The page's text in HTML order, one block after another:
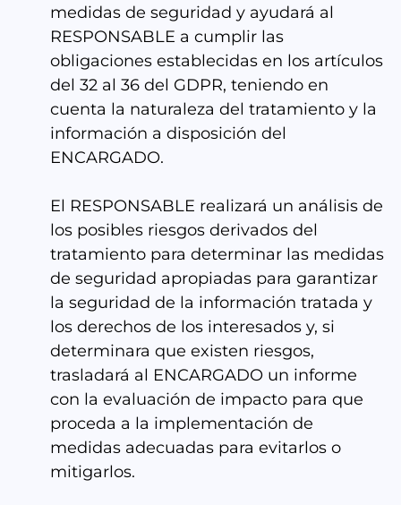
medidas de seguridad y ayudará al
RESPONSABLE a cumplir las
obligaciones establecidas en los artículos
del 32 al 36 del GDPR, teniendo en
cuenta la naturaleza del tratamiento y la
información a disposición del
ENCARGADO.
El RESPONSABLE realizará un análisis de
los posibles riesgos derivados del
tratamiento para determinar las medidas
de seguridad apropiadas para garantizar
la seguridad de la información tratada y
los derechos de los interesados y, si
determinara que existen riesgos,
trasladará al ENCARGADO un informe
con la evaluación de impacto para que
proceda a la implementación de
medidas adecuadas para evitarlos o
mitigarlos.